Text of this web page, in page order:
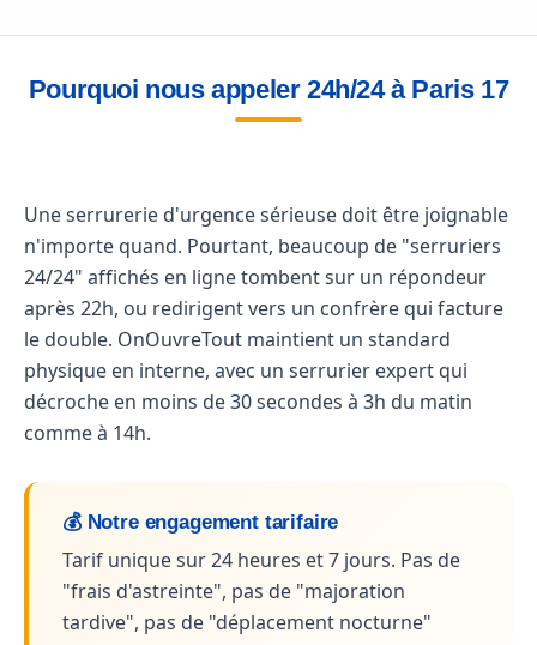
Pourquoi nous appeler 24h/24 à Paris 17
Une serrurerie d'urgence sérieuse doit être joignable
n'importe quand. Pourtant, beaucoup de "serruriers
24/24" affichés en ligne tombent sur un répondeur
après 22h, ou redirigent vers un confrère qui facture
le double. OnOuvreTout maintient un standard
physique en interne, avec un serrurier expert qui
décroche en moins de 30 secondes à 3h du matin
comme à 14h.
💰 Notre engagement tarifaire
Tarif unique sur 24 heures et 7 jours. Pas de
"frais d'astreinte", pas de "majoration
tardive", pas de "déplacement nocturne"